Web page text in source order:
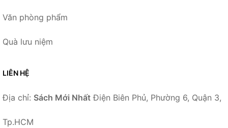
Văn phòng phẩm
Quà lưu niệm
LIÊN HỆ
Địa chỉ: Sách Mới Nhất Điện Biên Phủ, Phường 6, Quận 3,
Tp.HCM